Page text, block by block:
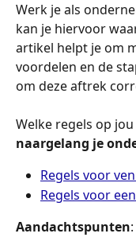
Werk je als
kan je hiervoor
artikel helpt je om
voordelen en de
om deze aftrek
Welke regels op
naargelang je
Regels voor
Regels voor
Aandachtspunten: